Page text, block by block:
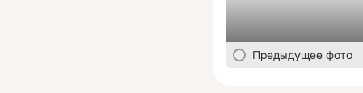
Предыдущее фото